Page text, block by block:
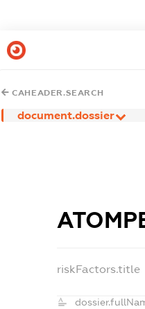
CAHEADER.SEARCH
document.dossier
riskFactors.title